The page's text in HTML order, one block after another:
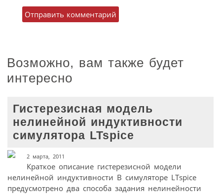
Возможно, вам также будет
интересно
Гистерезисная модель
нелинейной индуктивности
симулятора LTspice
2 марта, 2011
Краткое описание гистерезисной модели
нелинейной индуктивности В симуляторе LTspice
предусмотрено два способа задания нелинейности